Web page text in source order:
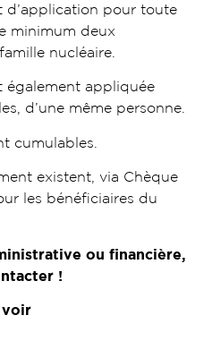
d’application pour toute
minimum deux
nucléaire.
également appliquée
d’une même personne.
cumulables.
existent, via Chèque
les bénéficiaires du
ou financière,
!
voir